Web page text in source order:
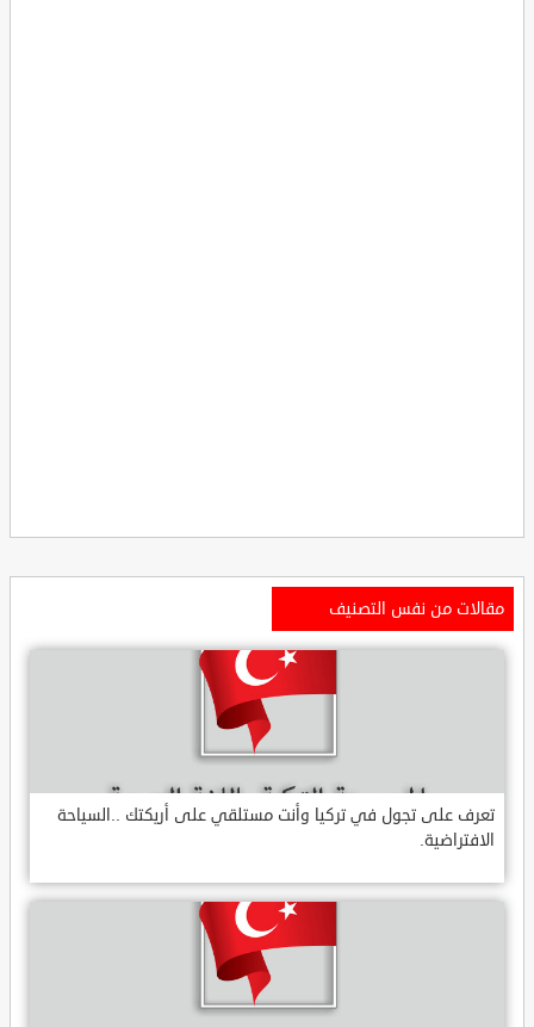
مقالات من نفس التصنيف
تعرف على تجول في تركيا وأنت مستلقي على أريكتك ..السياحة
الافتراضية.